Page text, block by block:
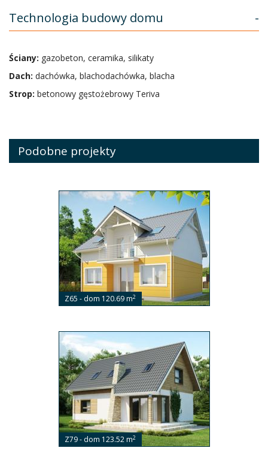
Technologia budowy domu -
Ściany: gazobeton, ceramika, silikaty
Dach: dachówka, blachodachówka, blacha
Strop: betonowy gęstożebrowy Teriva
Podobne projekty
Z65 - dom 120.69 m2
Z79 - dom 123.52 m2